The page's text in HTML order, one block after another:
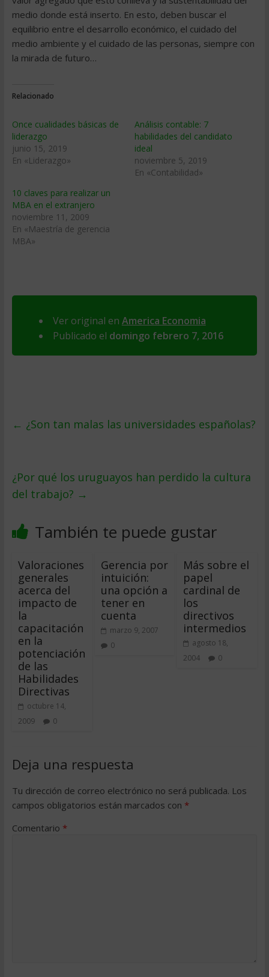
medio donde está inserto. En esto, deben buscar el
equilibrio entre el desarrollo económico, el cuidado del
medio ambiente y el cuidado de las personas, siempre con
la mirada de futuro…
Relacionado
Once cualidades básicas de
liderazgo
junio 15, 2019
En «Liderazgo»
Análisis contable: 7
habilidades del candidato
ideal
noviembre 5, 2019
En «Contabilidad»
10 claves para realizar un
MBA en el extranjero
noviembre 11, 2009
En «Maestría de gerencia
MBA»
Ver original en America Economia
Publicado el domingo febrero 7, 2016
← ¿Son tan malas las universidades españolas?
¿Por qué los uruguayos han perdido la cultura
del trabajo? →
También te puede gustar
Valoraciones
generales
acerca del
impacto de
la
capacitación
en la
potenciación
de las
Habilidades
Directivas
octubre 14,
2009
0
Gerencia por
intuición:
una opción a
tener en
cuenta
marzo 9, 2007
0
Más sobre el
papel
cardinal de
los
directivos
intermedios
agosto 18,
2004
0
Deja una respuesta
Tu dirección de correo electrónico no será publicada. Los
campos obligatorios están marcados con *
Comentario *